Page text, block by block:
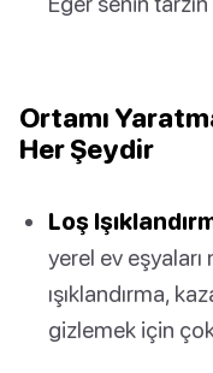
Ortamı
Her Şeydir
Loş
yerel ev
ışıklandırma,
gizlemek için